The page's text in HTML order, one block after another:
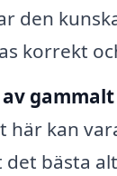
den
korrekt
här kan
det bästa